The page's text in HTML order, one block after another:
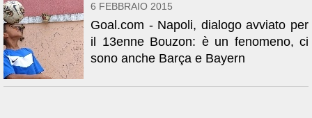
6 FEBBRAIO 2015
Goal.com - Napoli, dialogo avviato per
il 13enne Bouzon: è un fenomeno, ci
sono anche Barça e Bayern